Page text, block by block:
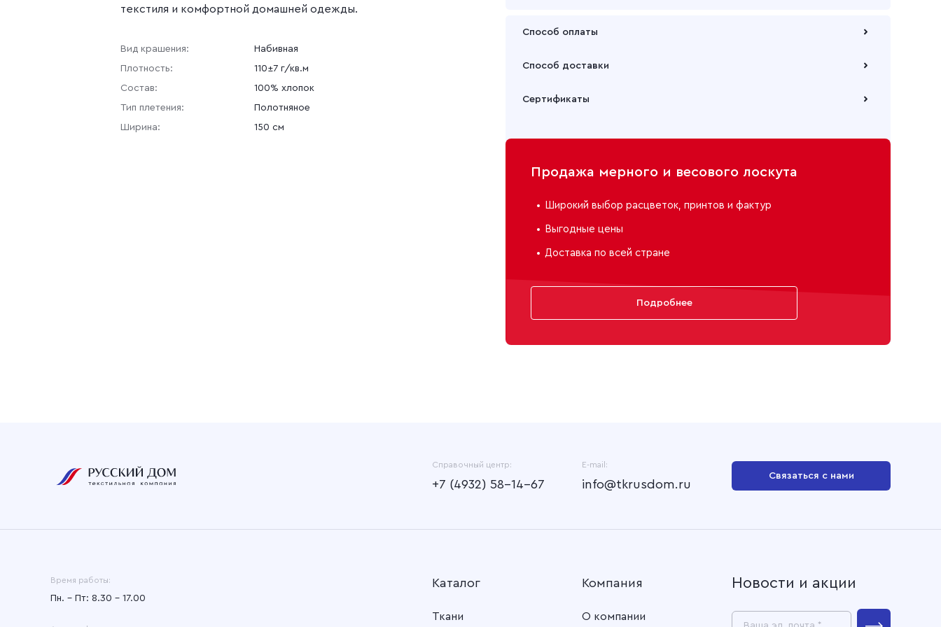
текстиля и комфортной домашней одежды.
Вид крашения:
Набивная
Плотность:
110±7 г/кв.м
Состав:
100% хлопок
Тип плетения:
Полотняное
Ширина:
150 см
Способ оплаты
Способ доставки
или через транспортную компанию на Ваш выбор
Сертификаты
Продажа мерного и весового лоскута
Широкий выбор расцветок, принтов и фактур
Выгодные цены
Доставка по всей стране
Подробнее
Справочный центр:
+7 (4932) 58-14-67
E-mail:
info@tkrusdom.ru
Связаться с нами
Время работы:
Пн. – Пт: 8.30 – 17.00
Каталог
Ткани
Компания
О компании
Новости и акции